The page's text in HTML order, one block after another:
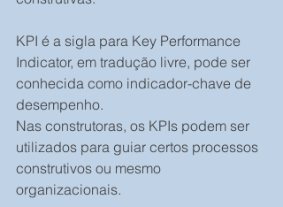
KPI é a sigla para Key Performance
Indicator, em tradução livre, pode ser
conhecida como indicador-chave de
desempenho.
Nas construtoras, os KPIs podem ser
utilizados para guiar certos processos
construtivos ou mesmo
organizacionais.